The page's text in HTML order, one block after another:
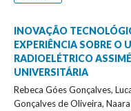
INOVAÇÃO
EXPERIÊNCIA SOBRE O
RADIOELÉTRICO
UNIVERSITÁRIA
Rebeca Góes Gonçalves,
Gonçalves de Oliveira,